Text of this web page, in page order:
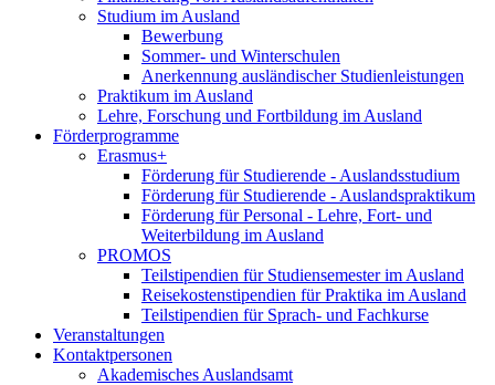
Studium im Ausland
Bewerbung
Sommer- und Winterschulen
Anerkennung ausländischer Studienleistungen
Praktikum im Ausland
Lehre, Forschung und Fortbildung im Ausland
Förderprogramme
Erasmus+
Förderung für Studierende - Auslandsstudium
Förderung für Studierende - Auslandspraktikum
Förderung für Personal - Lehre, Fort- und
Weiterbildung im Ausland
PROMOS
Teilstipendien für Studiensemester im Ausland
Reisekostenstipendien für Praktika im Ausland
Teilstipendien für Sprach- und Fachkurse
Veranstaltungen
Kontaktpersonen
Akademisches Auslandsamt